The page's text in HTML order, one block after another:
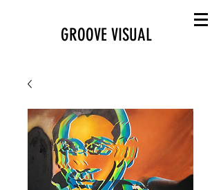
GROOVE VISUAL